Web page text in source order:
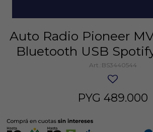
Auto Radio Pioneer
Bluetooth USB
BS3440544
PYG 489.000